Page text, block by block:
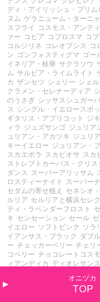
ディ・アイリッシュ・プリム
ヌム ゲラニューム・ターニ
スフライ
コスモス・アンテ
ァー
コピア コプロスマ コ
コルジリネ
コレオプシス コ
ン ゴンフォスティグマ ゴー
イネリア・桂華 サクラソウ
ム サルビア・ライムライト
カ ザンセツ シェリー シェル
クラメン・セレナーディア
のうさぎ シッサスシュガー
ス
シングル・イエロースポ
ギタリス・アプリコット
ジ
ィラ
ジュズサンゴ ジュリア
ュリアン・アカツキ ジュリ
キーイエロー ジュリアン・
スカエボラ
スカビオサ スカ
ストレプトカーパス・クリス
ダンス
スーパーアリッサム
ロスティーナイト
スーパー
セダムの寄せ植え
セネシオ
ルリア セルリアと横浜セレ
ティ・ラベンダーフロスト
キ センセーション セール
イエロー ソフトピンク ソラ
イアンサス・ブラック
ダブ
ー チェッカーベリー チェリ
コベリー チョコレートコス
ィアンディカ ディオレサンス
ドドナエア・ポップブッシュ
デシコ・ブラックアダー ニ
オニヅカ
TOP